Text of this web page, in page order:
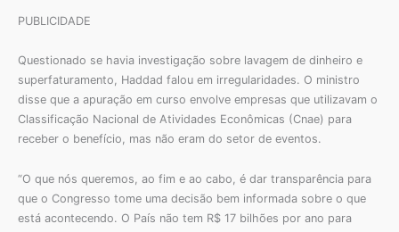
PUBLICIDADE
Questionado se havia investigação sobre lavagem de dinheiro e
superfaturamento, Haddad falou em irregularidades. O ministro
disse que a apuração em curso envolve empresas que utilizavam o
Classificação Nacional de Atividades Econômicas (Cnae) para
receber o benefício, mas não eram do setor de eventos.
“O que nós queremos, ao fim e ao cabo, é dar transparência para
que o Congresso tome uma decisão bem informada sobre o que
está acontecendo. O País não tem R$ 17 bilhões por ano para